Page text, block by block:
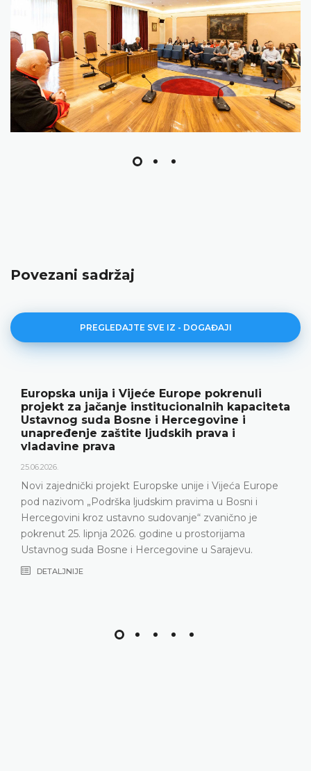
Povezani sadržaj
PREGLEDAJTE SVE IZ - DOGAĐAJI
Europska unija i Vijeće Europe pokrenuli
projekt za jačanje institucionalnih kapaciteta
Ustavnog suda Bosne i Hercegovine i
unapređenje zaštite ljudskih prava i
vladavine prava
25.06.2026.
Novi zajednički projekt Europske unije i Vijeća Europe
pod nazivom „Podrška ljudskim pravima u Bosni i
Hercegovini kroz ustavno sudovanje“ zvanično je
pokrenut 25. lipnja 2026. godine u prostorijama
Ustavnog suda Bosne i Hercegovine u Sarajevu.
DETALJNIJE